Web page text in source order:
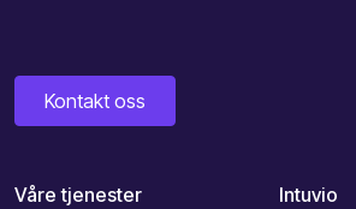
Kontakt oss
Våre tjenester
Intuvio